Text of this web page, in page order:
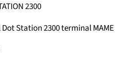
2300
Station 2300 terminal